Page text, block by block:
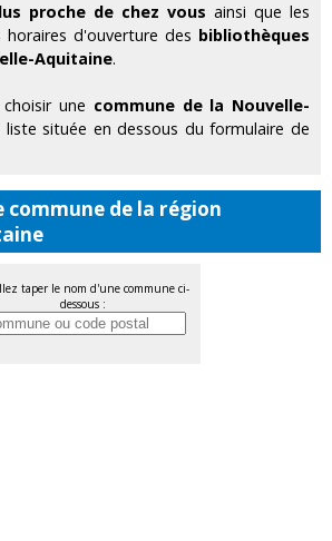
proche de chez vous ainsi que les
d'ouverture des bibliothèques
Aquitaine.
une commune de la Nouvelle-
liste située en dessous du formulaire de
commune de la région
taper le nom d'une commune ci-
dessous :